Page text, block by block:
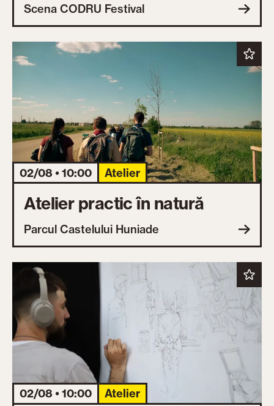
Scena CODRU Festival
02/08 • 10:00 Atelier
Atelier practic în natură
Parcul Castelului Huniade
02/08 • 10:00 Atelier